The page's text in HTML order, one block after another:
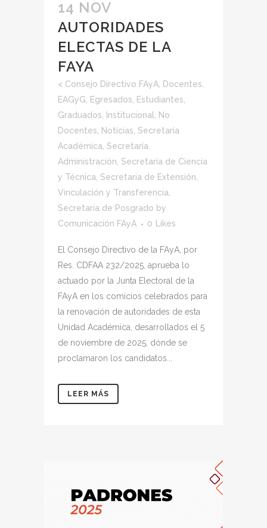
14 NOV
AUTORIDADES
ELECTAS DE LA
FAYA
< Consejo Directivo FAyA Docentes
EAGyG
Egresados Estudiantes
Graduados
Institucional
No
Docentes
Noticias Secretaría
Académica Secretaría
Administración Secretaría de Ciencia
y Técnica Secretaria de Extensión,
Vinculación y Transferencia
Secretaría de Posgrado by
Comunicación FAyA
0 Likes
El Consejo Directivo de la FAyA, por
Res. CDFAA 232/2025, aprueba lo
actuado por la Junta Electoral de la
FAyA en los comicios celebrados para
la renovación de autoridades de esta
Unidad Académica, desarrollados el 5
de noviembre de 2025, dónde se
proclamaron los candidatos...
LEER MÁS